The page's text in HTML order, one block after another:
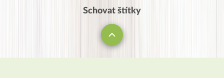
Schovat štítky